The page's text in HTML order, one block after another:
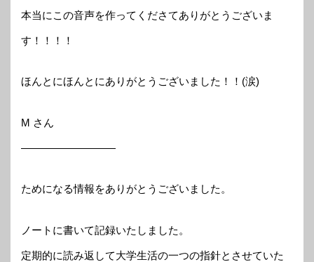
本当にこの音声を作ってくださてありがとうございま
す！！！！
ほんとにほんとにありがとうございました！！(涙)
M さん
—————————
ためになる情報をありがとうございました。
ノートに書いて記録いたしました。
定期的に読み返して大学生活の一つの指針とさせていた